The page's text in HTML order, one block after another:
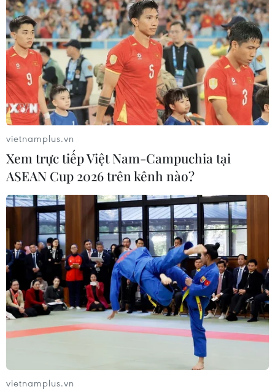
TIN LIÊN QUAN
Giá vàng SJC trong nước quay đầu giảm
10.000 đồng mỗi lượng
17/09/2014 02:23
Sau khi hồi phục mạnh vào phiên trước, giá vàng SJC
mở cửa sáng nay (17/9) đã quay đầu giảm 10.000
đồng mỗi lượng, hiện giá bán ra đang quanh ngưỡng
36,12 triệu đồng/lượng.
vietnamplus.vn
Xem trực tiếp Việt Nam-Campuchia tại
ASEAN Cup 2026 trên kênh nào?
vietnamplus.vn